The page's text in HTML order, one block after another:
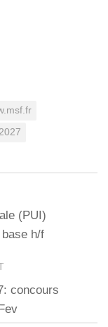
(PUI)
h/f
concours